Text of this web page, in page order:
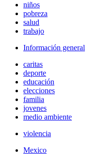
niños
pobreza
salud
trabajo
Información general
caritas
deporte
educación
elecciones
familia
jovenes
medio ambiente
violencia
Mexico